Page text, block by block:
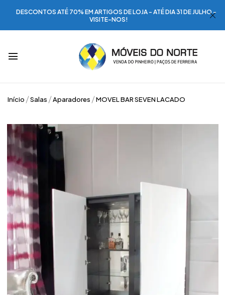
DESCONTOS ATÉ 70% EM ARTIGOS DE LOJA - ATÉ DIA 31 DE JULHO -
VISITE-NOS!
Início Salas Aparadores MOVEL BAR SEVEN LACADO